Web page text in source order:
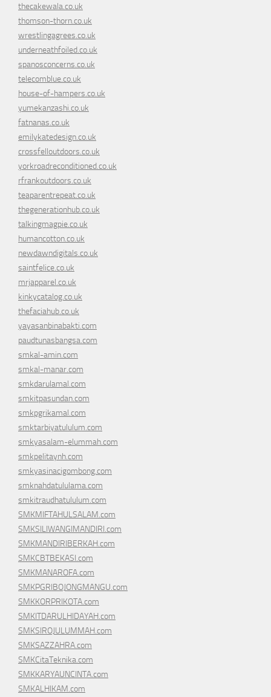
thecakewala.co.uk
thomson-thorn.co.uk
wrestlingagrees.co.uk
underneathfoiled.co.uk
spanosconcerns.co.uk
telecomblue.co.uk
house-of-hampers.co.uk
yumekanzashi.co.uk
fatnanas.co.uk
emilykatedesign.co.uk
crossfelloutdoors.co.uk
yorkroadreconditioned.co.uk
rfrankoutdoors.co.uk
teaparentrepeat.co.uk
thegenerationhub.co.uk
talkingmagpie.co.uk
humancotton.co.uk
newdawndigitals.co.uk
saintfelice.co.uk
mrjapparel.co.uk
kinkycatalog.co.uk
thefaciahub.co.uk
yayasanbinabakti.com
paudtunasbangsa.com
smkal-amin.com
smkal-manar.com
smkdarulamal.com
smkitpasundan.com
smkpgrikamal.com
smktarbiyatululum.com
smkyasalam-elummah.com
smkpelitaynh.com
smkyasinacigombong.com
smknahdatululama.com
smkitraudhatululum.com
SMKMIFTAHULSALAM.com
SMKSILIWANGIMANDIRI.com
SMKMANDIRIBERKAH.com
SMKCBTBEKASI.com
SMKMANAROFA.com
SMKPGRIBOJONGMANGU.com
SMKKORPRIKOTA.com
SMKITDARULHIDAYAH.com
SMKSIROJULUMMAH.com
SMKSAZZAHRA.com
SMKCitaTeknika.com
SMKKARYAUNCINTA.com
SMKALHIKAM.com